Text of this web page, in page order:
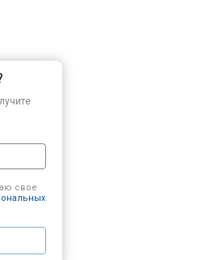
свое